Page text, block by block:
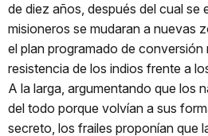
de diez años, después del cual se
misioneros se mudaran a nuevas
el plan programado de
resistencia de los indios frente a
A la larga, argumentando que los
del todo porque volvían a sus
secreto, los frailes proponían que